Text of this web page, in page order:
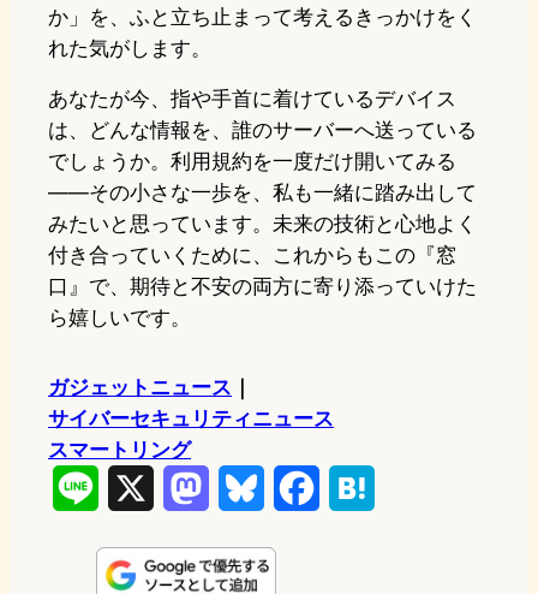
か」を、ふと立ち止まって考えるきっかけをく
れた気がします。
あなたが今、指や手首に着けているデバイス
は、どんな情報を、誰のサーバーへ送っている
でしょうか。利用規約を一度だけ開いてみる
——その小さな一歩を、私も一緒に踏み出して
みたいと思っています。未来の技術と心地よく
付き合っていくために、これからもこの『窓
口』で、期待と不安の両方に寄り添っていけた
ら嬉しいです。
ガジェットニュース
サイバーセキュリティニュース
スマートリング
n
s
u